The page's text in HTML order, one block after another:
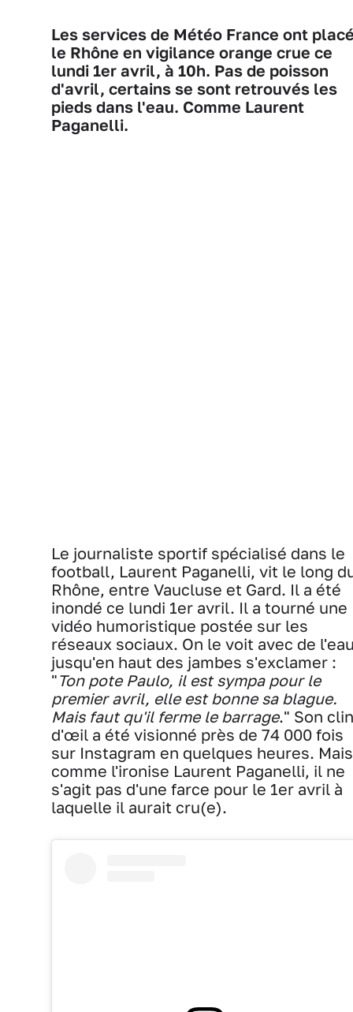
Les services de Météo France ont
le Rhône en vigilance orange crue ce
lundi 1er avril, à 10h. Pas de poisson
d'avril, certains se sont retrouvés les
pieds dans l'eau. Comme Laurent
Paganelli.
Le journaliste sportif spécialisé dans le
football, Laurent Paganelli, vit le long
Rhône, entre Vaucluse et Gard. Il a été
inondé ce lundi 1er avril. Il a tourné une
vidéo humoristique postée sur les
réseaux sociaux. On le voit avec de
jusqu'en haut des jambes s'exclamer :
"Ton pote Paulo, il est sympa pour le
premier avril, elle est bonne sa blague.
Mais faut qu'il ferme le barrage." Son clin
d'œil a été visionné près de 74 000 fois
sur Instagram en quelques heures. Mais
comme l'ironise Laurent Paganelli, il ne
s'agit pas d'une farce pour le 1er avril à
laquelle il aurait cru(e).